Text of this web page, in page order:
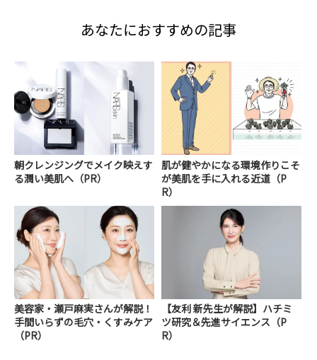
あなたにおすすめの記事
朝クレンジングでメイク映えす
る潤い美肌へ（PR）
肌が健やかになる環境作りこそ
が美肌を手に入れる近道（P
R）
美容家・瀬戸麻実さんが解説！
手間いらずの毛穴・くすみケア
（PR）
【友利 新先生が解説】ハチミ
ツ研究＆先進サイエンス（P
R）